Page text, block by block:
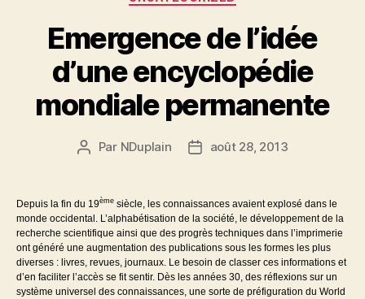
Emergence de l’idée
d’une encyclopédie
mondiale permanente
Auteur
Par NDuplain
Dateaoût 28, 2013
Depuis la fin du 19ème siècle, les connaissances avaient explosé dans le
monde occidental. L’alphabétisation de la société, le développement de la
recherche scientifique ainsi que des progrès techniques dans l’imprimerie
ont généré une augmentation des publications sous les formes les plus
diverses : livres, revues, journaux. Le besoin de classer ces informations et
d’en faciliter l’accès se fit sentir. Dès les années 30, des réflexions sur un
système universel des connaissances, une sorte de préfiguration du World